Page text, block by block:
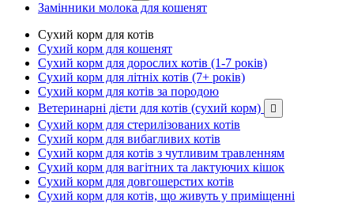
Замінники молока для кошенят
Сухий корм для котів
Сухий корм для кошенят
Сухий корм для дорослих котів (1-7 років)
Сухий корм для літніх котів (7+ років)
Сухий корм для котів за породою
Ветеринарні дієти для котів (сухий корм)

Сухий корм для стерилізованих котів
Сухий корм для вибагливих котів
Сухий корм для котів з чутливим травленням
Сухий корм для вагітних та лактуючих кішок
Сухий корм для довгошерстих котів
Сухий корм для котів, що живуть у приміщенні